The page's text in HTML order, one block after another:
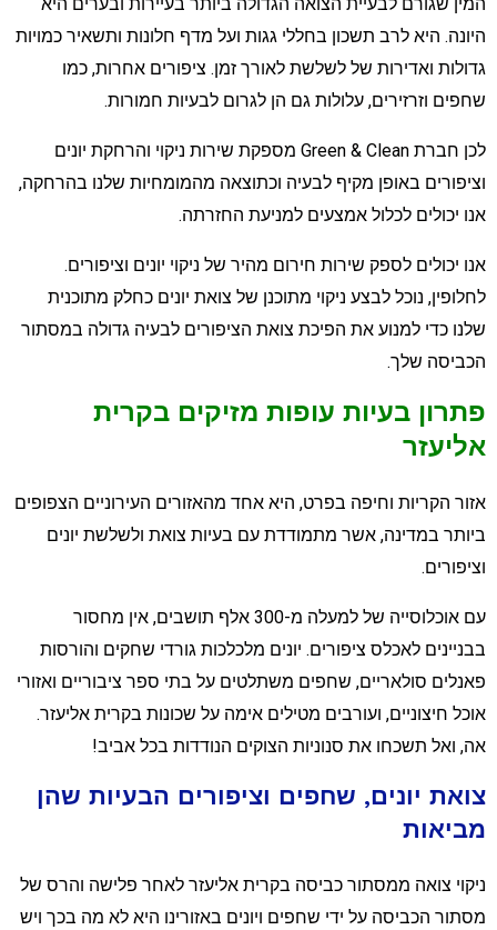
שגורם לבעיית הצואה הגדולה ביותר בעיירות ובערים היא
היא לרב תשכון בחללי גגות ועל מדף חלונות ותשאיר כמויות
ואדירות של לשלשת לאורך זמן. ציפורים אחרות, כמו
וזרזירים, עלולות גם הן לגרום לבעיות חמורות.
לכן חברת Green & Clean מספקת שירות ניקוי והרחקת יונים
באופן מקיף לבעיה וכתוצאה מהמומחיות שלנו בהרחקה,
יכולים לכלול אמצעים למניעת החזרתה.
יכולים לספק שירות חירום מהיר של ניקוי יונים וציפורים.
נוכל לבצע ניקוי מתוכנן של צואת יונים כחלק מתוכנית
כדי למנוע את הפיכת צואת הציפורים לבעיה גדולה במסתור
שלך.
בעיות עופות מזיקים בקרית
הקריות וחיפה בפרט, היא אחד מהאזורים העירוניים הצפופים
במדינה, אשר מתמודדת עם בעיות צואת ולשלשת יונים
עם אוכלוסייה של למעלה מ-300 אלף תושבים, אין מחסור
לאכלס ציפורים. יונים מלכלכות גורדי שחקים והורסות
סולאריים, שחפים משתלטים על בתי ספר ציבוריים ואזורי
חיצוניים, ועורבים מטילים אימה על שכונות בקרית אליעזר.
ואל תשכחו את סנוניות הצוקים הנודדות בכל אביב!
יונים, שחפים וציפורים הבעיות שהן
צואה ממסתור כביסה בקרית אליעזר לאחר פלישה והרס של
הכביסה על ידי שחפים ויונים באזורינו היא לא מה בכך ויש